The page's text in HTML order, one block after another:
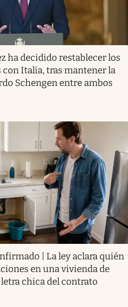
ha decidido restablecer los
Italia, tras mantener la
Schengen entre ambos
| La ley aclara quién
en una vivienda de
chica del contrato